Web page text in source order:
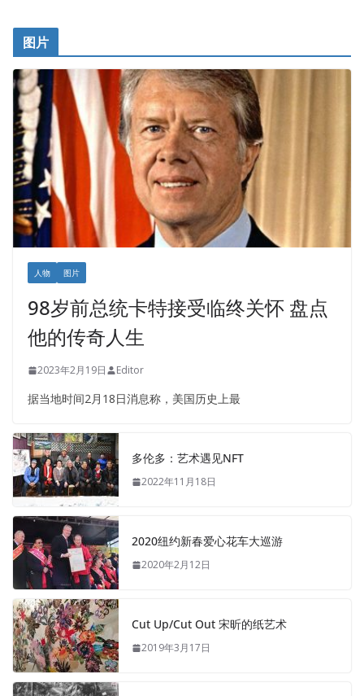
图片
人物 图片
98岁前总统卡特接受临终关怀 盘点
他的传奇人生
2023年2月19日 Editor
据当地时间2月18日消息称，美国历史上最
多伦多：艺术遇见NFT
2022年11月18日
2020纽约新春爱心花车大巡游
2020年2月12日
Cut Up/Cut Out 宋昕的纸艺术
2019年3月17日